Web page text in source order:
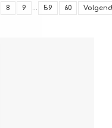
8 9 ... 59 60